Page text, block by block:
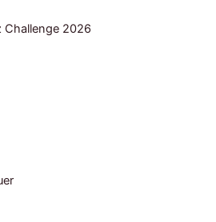
Challenge 2026